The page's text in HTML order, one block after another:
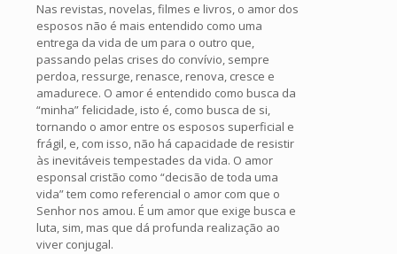
Nas revistas, novelas, filmes e livros, o amor dos
esposos não é mais entendido como uma
entrega da vida de um para o outro que,
passando pelas crises do convívio, sempre
perdoa, ressurge, renasce, renova, cresce e
amadurece. O amor é entendido como busca da
“minha” felicidade, isto é, como busca de si,
tornando o amor entre os esposos superficial e
frágil, e, com isso, não há capacidade de resistir
às inevitáveis tempestades da vida. O amor
esponsal cristão como “decisão de toda uma
vida” tem como referencial o amor com que o
Senhor nos amou. É um amor que exige busca e
luta, sim, mas que dá profunda realização ao
viver conjugal.